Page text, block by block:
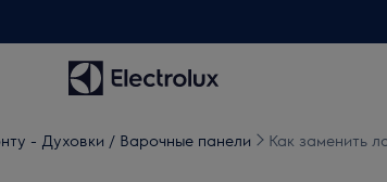
- Духовки / Варочные панели Как заменить